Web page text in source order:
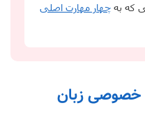
که به چهار مهارت اصلی
خصوصی زبان